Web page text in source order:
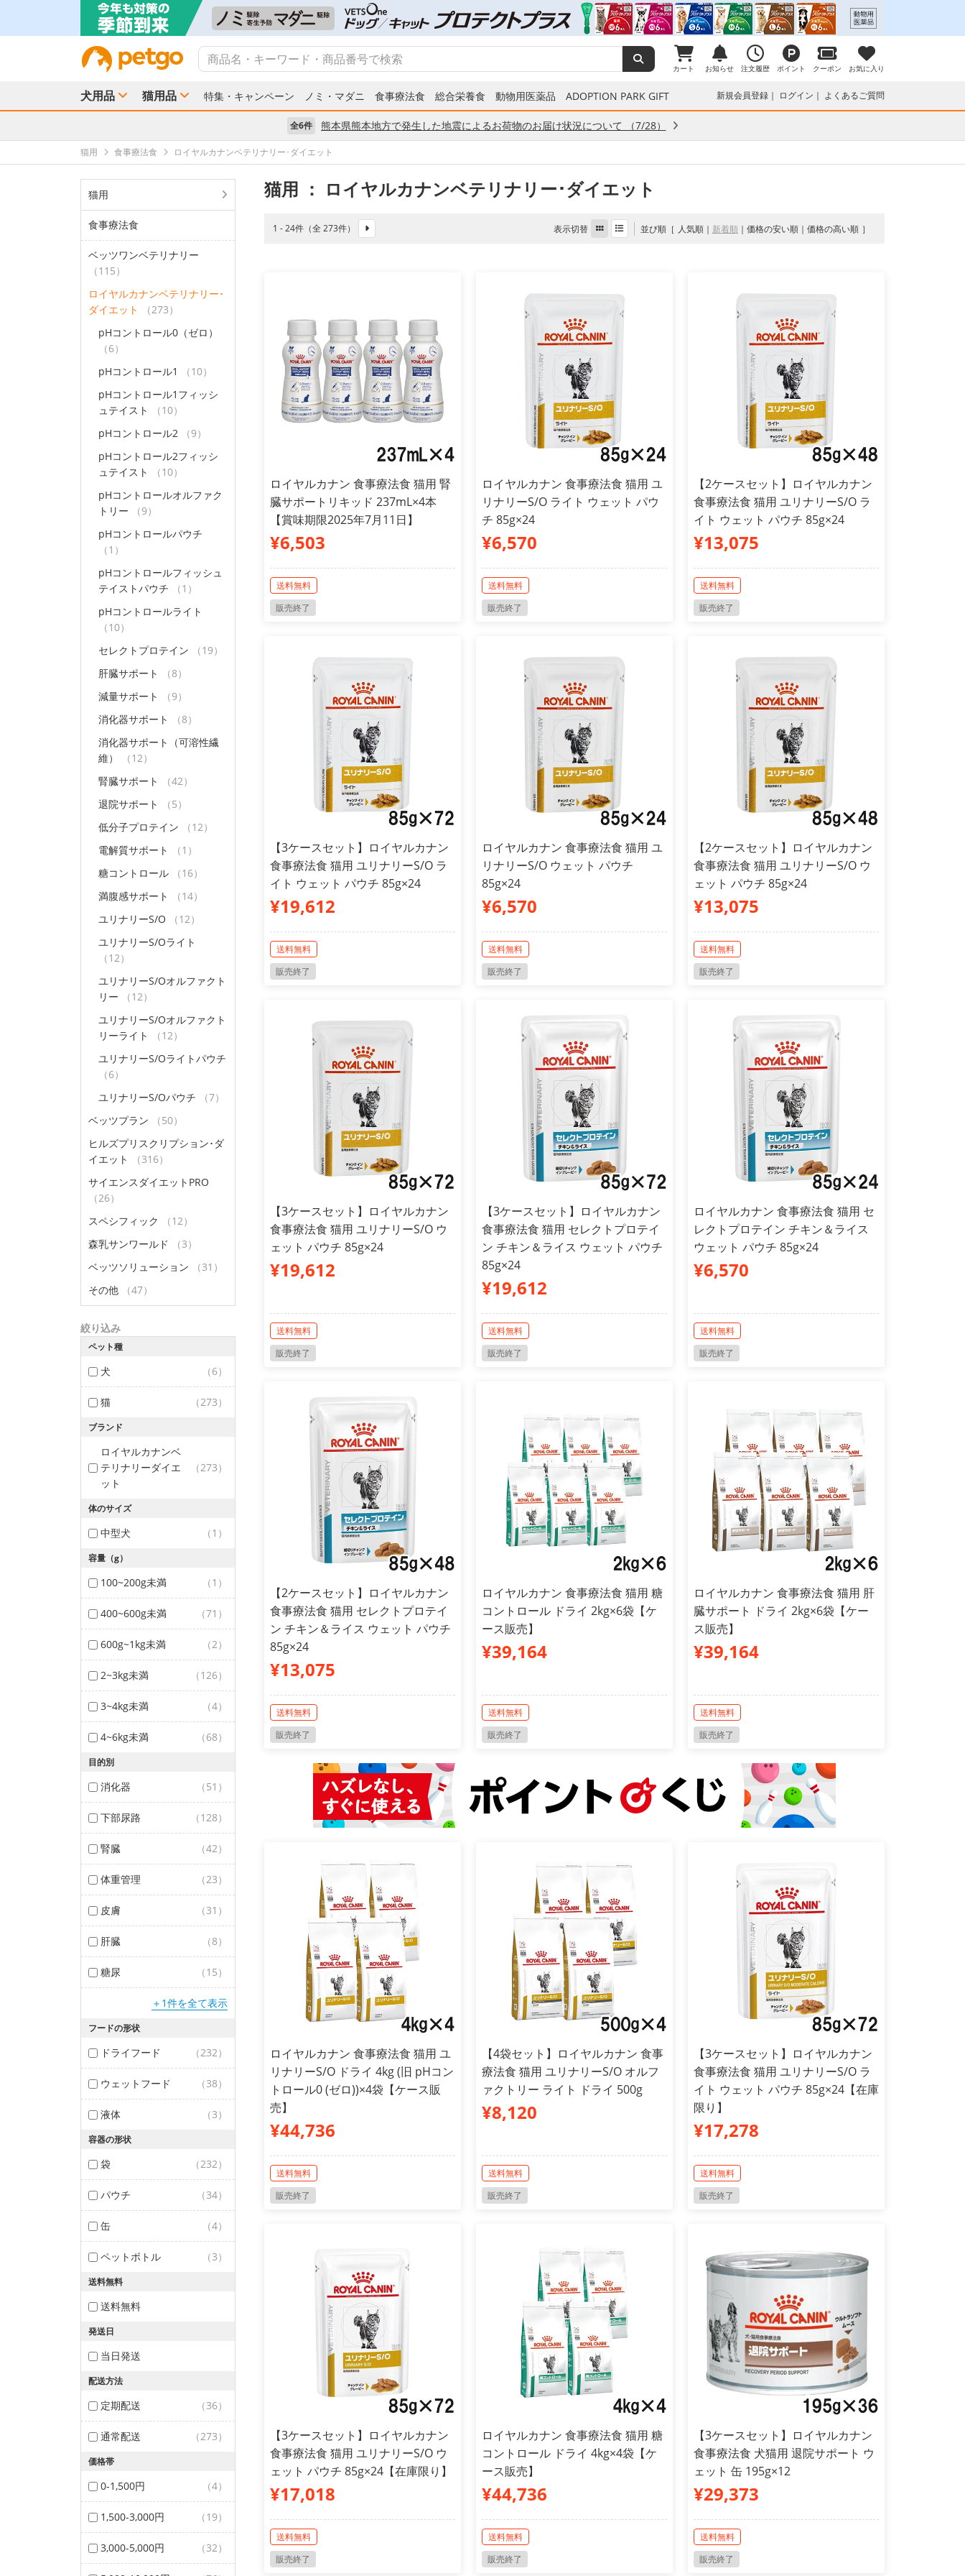
カート お知らせ 注文履歴 ポイント クーポン お気に入り
犬用品 猫用品 特集・キャンペーン ノミ・マダニ 食事療法食 総合栄養食 動物用医薬品 ADOPTION PARK GIFT 新規会員登録 ログイン よくあるご質問
全6件 熊本県熊本地方で発生した地震によるお荷物のお届け状況について （7/28）
猫用 食事療法食 ロイヤルカナンベテリナリー･ダイエット
猫用
食事療法食
ベッツワンベテリナリー
（115）
ロイヤルカナンベテリナリー･
ダイエット
（273）
pHコントロール0（ゼロ）
（6）
pHコントロール1
（10）
pHコントロール1フィッシ
ュテイスト
（10）
pHコントロール2
（9）
pHコントロール2フィッシ
ュテイスト
（10）
pHコントロールオルファク
トリー
（9）
pHコントロールパウチ
（1）
pHコントロールフィッシュ
テイストパウチ
（1）
pHコントロールライト
（10）
セレクトプロテイン
（19）
肝臓サポート
（8）
減量サポート
（9）
消化器サポート
（8）
消化器サポート（可溶性繊
維）
（12）
腎臓サポート
（42）
退院サポート
（5）
低分子プロテイン
（12）
電解質サポート
（1）
糖コントロール
（16）
満腹感サポート
（14）
ユリナリーS/O
（12）
ユリナリーS/Oライト
（12）
ユリナリーS/Oオルファクト
リー
（12）
ユリナリーS/Oオルファクト
リーライト
（12）
ユリナリーS/Oライトパウチ
（6）
ユリナリーS/Oパウチ
（7）
ベッツプラン
（50）
ヒルズプリスクリプション･ダ
イエット
（316）
サイエンスダイエットPRO
（26）
スペシフィック
（12）
森乳サンワールド
（3）
ベッツソリューション
（31）
その他
（47）
絞り込み
ペット種
犬 （6）
猫 （273）
ブランド
ロイヤルカナンベ
テリナリーダイエ
ット
（273）
体のサイズ
中型犬 （1）
容量（g）
100~200g未満 （1）
400~600g未満 （71）
600g~1kg未満 （2）
2~3kg未満 （126）
3~4kg未満 （4）
4~6kg未満 （68）
目的別
消化器 （51）
下部尿路 （128）
腎臓 （42）
体重管理 （23）
皮膚 （31）
肝臓 （8）
糖尿 （15）
＋1件を全て表示
フードの形状
ドライフード （232）
ウェットフード （38）
液体 （3）
容器の形状
袋 （232）
パウチ （34）
缶 （4）
ペットボトル （3）
送料無料
送料無料
発送日
当日発送
配送方法
定期配送 （36）
通常配送 （273）
価格帯
0-1,500円 （4）
1,500-3,000円 （19）
3,000-5,000円 （32）
猫用 ： ロイヤルカナンベテリナリー･ダイエット
1 - 24件（全 273件） 表示切替 並び順 人気順 新着順 価格の安い順 価格の高い順
ロイヤルカナン 食事療法食 猫用 腎
臓サポートリキッド 237mL×4本
【賞味期限2025年7月11日】
¥6,503
送料無料
販売終了
ロイヤルカナン 食事療法食 猫用 ユ
リナリーS/O ライト ウェット パウ
チ 85g×24
¥6,570
送料無料
販売終了
【2ケースセット】ロイヤルカナン
食事療法食 猫用 ユリナリーS/O ラ
イト ウェット パウチ 85g×24
¥13,075
送料無料
販売終了
【3ケースセット】ロイヤルカナン
食事療法食 猫用 ユリナリーS/O ラ
イト ウェット パウチ 85g×24
¥19,612
送料無料
販売終了
ロイヤルカナン 食事療法食 猫用 ユ
リナリーS/O ウェット パウチ
85g×24
¥6,570
送料無料
販売終了
【2ケースセット】ロイヤルカナン
食事療法食 猫用 ユリナリーS/O ウ
ェット パウチ 85g×24
¥13,075
送料無料
販売終了
【3ケースセット】ロイヤルカナン
食事療法食 猫用 ユリナリーS/O ウ
ェット パウチ 85g×24
¥19,612
送料無料
販売終了
【3ケースセット】ロイヤルカナン
食事療法食 猫用 セレクトプロテイ
ン チキン＆ライス ウェット パウチ
85g×24
¥19,612
送料無料
販売終了
ロイヤルカナン 食事療法食 猫用 セ
レクトプロテイン チキン＆ライス
ウェット パウチ 85g×24
¥6,570
送料無料
販売終了
【2ケースセット】ロイヤルカナン
食事療法食 猫用 セレクトプロテイ
ン チキン＆ライス ウェット パウチ
85g×24
¥13,075
送料無料
販売終了
ロイヤルカナン 食事療法食 猫用 糖
コントロール ドライ 2kg×6袋【ケ
ース販売】
¥39,164
送料無料
販売終了
ロイヤルカナン 食事療法食 猫用 肝
臓サポート ドライ 2kg×6袋【ケー
ス販売】
¥39,164
送料無料
販売終了
ロイヤルカナン 食事療法食 猫用 ユ
リナリーS/O ドライ 4kg (旧 pHコン
トロール0 (ゼロ))×4袋【ケース販
売】
¥44,736
送料無料
販売終了
【4袋セット】ロイヤルカナン 食事
療法食 猫用 ユリナリーS/O オルフ
ァクトリー ライト ドライ 500g
¥8,120
送料無料
販売終了
【3ケースセット】ロイヤルカナン
食事療法食 猫用 ユリナリーS/O ラ
イト ウェット パウチ 85g×24【在庫
限り】
¥17,278
送料無料
販売終了
【3ケースセット】ロイヤルカナン
食事療法食 猫用 ユリナリーS/O ウ
ェット パウチ 85g×24【在庫限り】
¥17,018
送料無料
販売終了
ロイヤルカナン 食事療法食 猫用 糖
コントロール ドライ 4kg×4袋【ケ
ース販売】
¥44,736
送料無料
販売終了
【3ケースセット】ロイヤルカナン
食事療法食 犬猫用 退院サポート ウ
ェット 缶 195g×12
¥29,373
送料無料
販売終了